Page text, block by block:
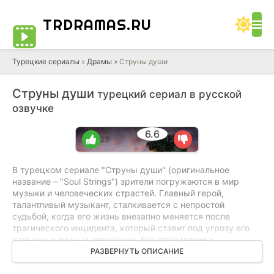
TRDRAMAS.RU
Турецкие сериалы » Драмы » Струны души
Струны души турецкий сериал в русской
озвучке
6.6
25 13
В турецком сериале "Струны души" (оригинальное
название – "Soul Strings") зрители погружаются в мир
музыки и человеческих страстей. Главный герой,
талантливый музыкант, сталкивается с непростой
судьбой, когда его жизнь внезапно меняется после
трагического инцидента, который ставит под угрозу его
карьеру и личные отношения. Его стремление к
самовыражению и поиску истинного предназначения
приводит к конфликтам с близкими людьми и внутренним
РАЗВЕРНУТЬ ОПИСАНИЕ